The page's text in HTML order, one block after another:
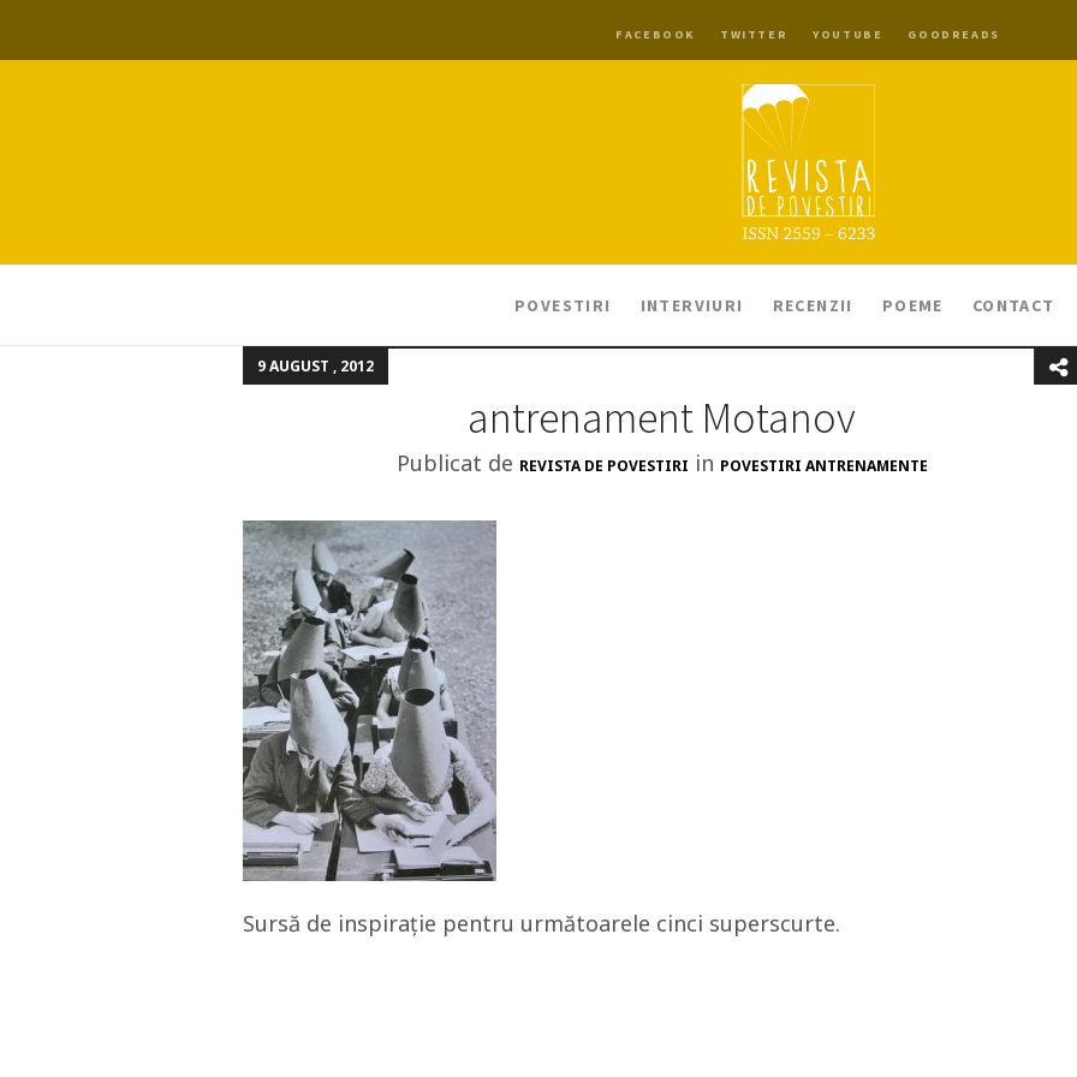
FACEBOOK TWITTER YOUTUBE GOODREADS
POVESTIRI INTERVIURI RECENZII POEME CONTACT
9 AUGUST , 2012
antrenament Motanov
Publicat de REVISTA DE POVESTIRI in POVESTIRI ANTRENAMENTE
Sursă de inspirație pentru următoarele cinci superscurte.